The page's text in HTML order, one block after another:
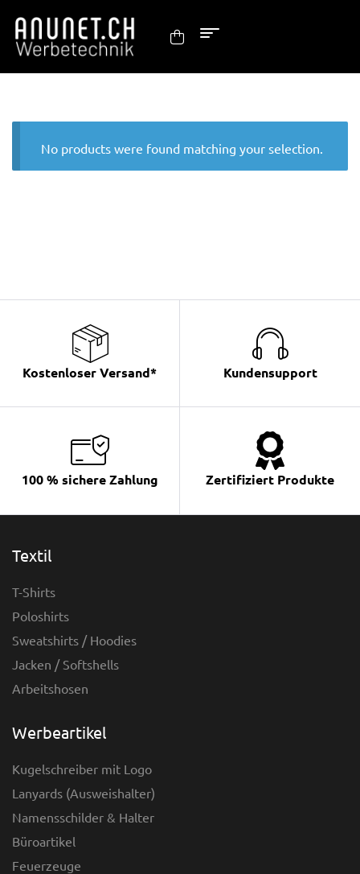
No products were found matching your selection.
Kostenloser Versand* Kundensupport
100 % sichere Zahlung Zertifiziert Produkte
Textil
T-Shirts
Poloshirts
Sweatshirts / Hoodies
Jacken / Softshells
Arbeitshosen
Werbeartikel
Kugelschreiber mit Logo
Lanyards (Ausweishalter)
Namensschilder & Halter
Büroartikel
Feuerzeuge